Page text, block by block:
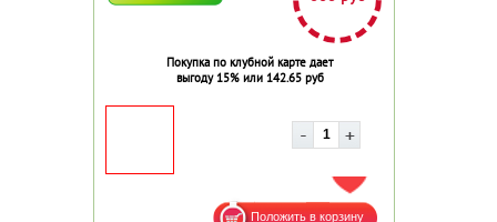
Покупка по клубной карте дает
выгоду 15% или 142.65 руб
ДОБАВИТЬ В ИЗБРАННОЕ